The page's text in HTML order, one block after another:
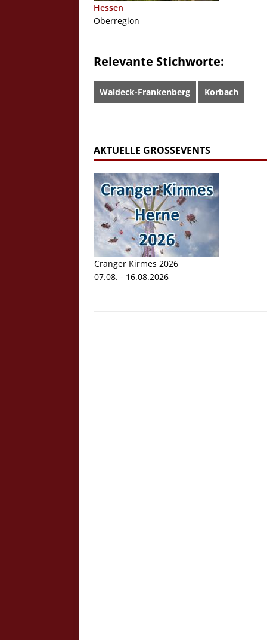
Hessen
Oberregion
Relevante Stichworte:
Waldeck-Frankenberg Korbach
AKTUELLE GROSSEVENTS
Cranger Kirmes 2026
07.08. - 16.08.2026